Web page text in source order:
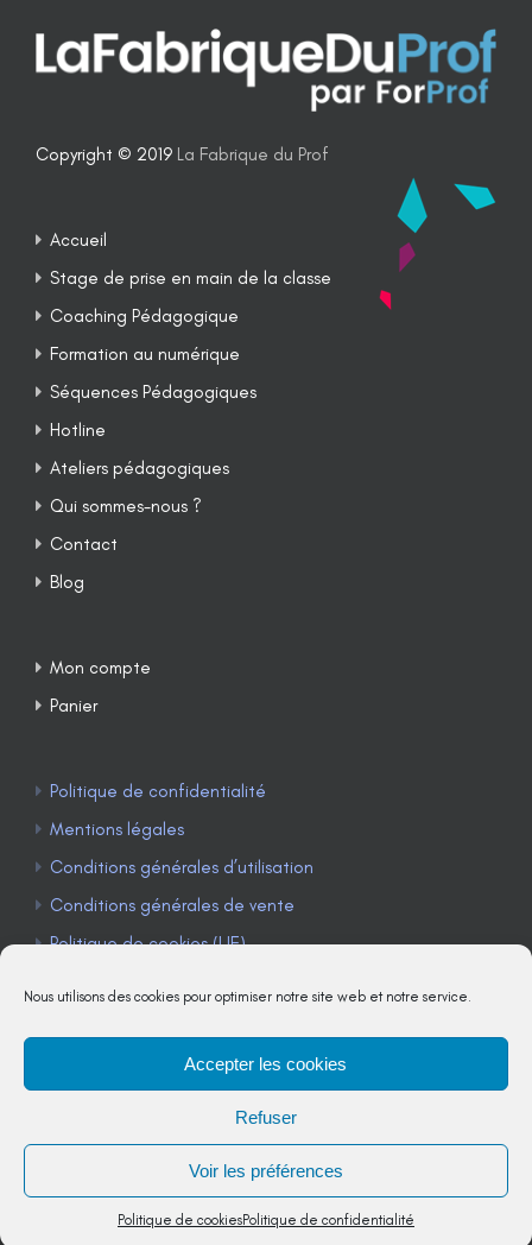
Nous utilisons des cookies pour optimiser notre site web et notre service.
Accepter les cookies
Refuser
Voir les préférences
Politique de cookiesPolitique de confidentialité
Copyright © 2019 La Fabrique du Prof
Accueil
Stage de prise en main de la classe
Coaching Pédagogique
Formation au numérique
Séquences Pédagogiques
Hotline
Ateliers pédagogiques
Qui sommes-nous ?
Contact
Blog
Mon compte
Panier
Politique de confidentialité
Mentions légales
Conditions générales d’utilisation
Conditions générales de vente
Politique de cookies (UE)
TÉLÉPHONE : 04 90 85 22 98